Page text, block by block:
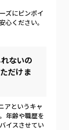
ズにピンポイ
心ください。
ないの
だけま
アというキャ
年齢や職歴を
イスさせてい